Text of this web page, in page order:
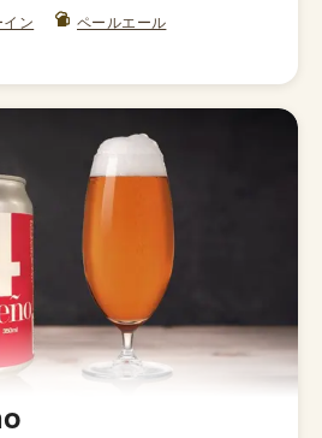
イン
ペールエール